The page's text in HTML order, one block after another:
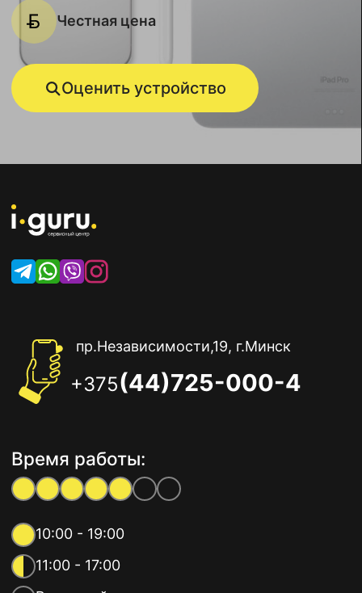
Честная цена
Оценить устройство
пр.Независимости,19, г.Минск
+375(44)725-000-4
Время работы:
10:00 - 19:00
11:00 - 17:00